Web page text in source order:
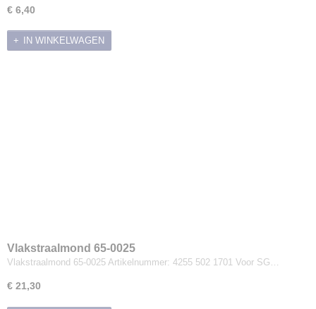
€ 6,40
IN WINKELWAGEN
Vlakstraalmond 65-0025
Vlakstraalmond 65-0025 Artikelnummer: 4255 502 1701 Voor SG…
€ 21,30